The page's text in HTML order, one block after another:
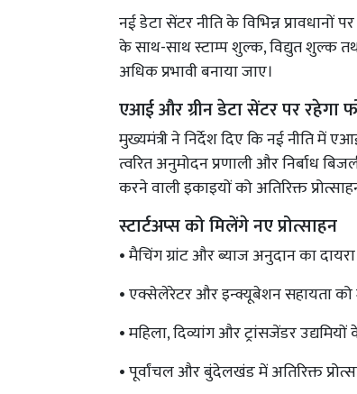
नई डेटा सेंटर नीति के विभिन्न
के साथ-साथ स्टाम्प शुल्क, विद्युत शुल्क
अधिक प्रभावी बनाया जाए।
एआई और ग्रीन डेटा सेंटर पर रहेगा
मुख्यमंत्री ने निर्देश दिए कि नई नीति में
त्वरित अनुमोदन प्रणाली और निर्बाध
करने वाली इकाइयों को अतिरिक्त
स्टार्टअप्स को मिलेंगे नए प्रोत्साहन
• मैचिंग ग्रांट और ब्याज अनुदान का
• एक्सेलेरेटर और इन्क्यूबेशन सहायता
• महिला, दिव्यांग और ट्रांसजेंडर
• पूर्वांचल और बुंदेलखंड में अतिरिक्त